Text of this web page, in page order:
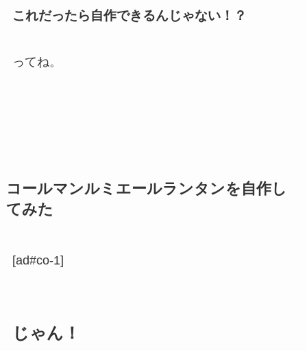
これだったら自作できるんじゃない！？
ってね。
コールマンルミエールランタンを自作し
てみた
[ad#co-1]
じゃん！